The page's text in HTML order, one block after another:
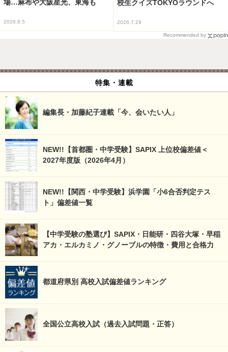
場…麻布や大阪星光、東海も
2026.8.5
校生クイズTOKYOラウンドへ
2026.7.29
Recommended by
特集・連載
編集長・加藤紀子連載「今、会いたい人」
NEW!!【首都圏・中学受験】SAPIX 上位校偏差値＜
2027年度版（2026年4月）
NEW!!【関西・中学受験】浜学園「小6合否判定テス
ト」偏差値一覧
【中学受験の塾選び】SAPIX・日能研・四谷大塚・早稲
アカ・エルカミノ・グノーブルの特徴・費用と合格力
都道府県別 高校入試偏差値ランキング
全国公立高校入試（過去入試問題・正答）